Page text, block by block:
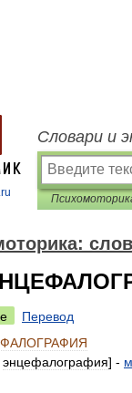
Словари и
Перевод
энцефалография] -